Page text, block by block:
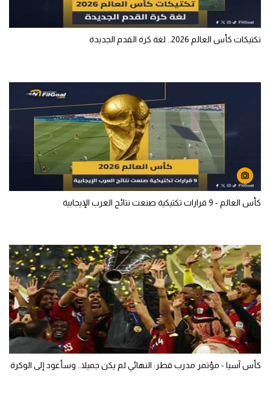
تكتيكات كأس العالم 2026.. لغة كرة القدم الجديدة
كأس العالم - 9 قرارات تكتيكية صنعت نتائج العرب الإيجابية
كأس آسيا - مؤتمر مدرب قطر: النهائي لم يكن جميلا.. وسأعود إلى الوكرة